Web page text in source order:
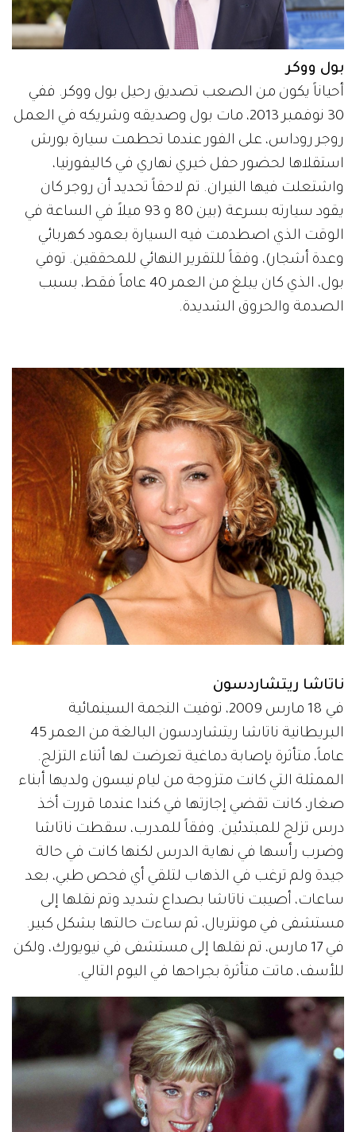
بول ووكر
أحياناً يكون من الصعب تصديق رحيل بول ووكر. ففي
30 نوفمبر 2013، مات بول وصديقه وشريكه في العمل
روجر روداس، على الفور عندما تحطمت سيارة بورش
استقلاها لحضور حفل خيري نهاري في كاليفورنيا،
واشتعلت فيها النيران. تم لاحقاً تحديد أن روجر كان
يقود سيارته بسرعة (بين 80 و 93 ميلاً في الساعة في
الوقت الذي اصطدمت فيه السيارة بعمود كهربائي
وعدة أشجار)، وفقاً للتقرير النهائي للمحققين. توفي
بول، الذي كان يبلغ من العمر 40 عاماً فقط، بسبب
الصدمة والحروق الشديدة.
ناتاشا ريتشاردسون
في 18 مارس 2009، توفيت النجمة السينمائية
البريطانية ناتاشا ريتشاردسون البالغة من العمر 45
عاماً، متأثرة بإصابة دماغية تعرضت لها أثناء التزلج.
الممثلة التي كانت متزوجة من ليام نيسون ولديها أبناء
صغار، كانت تقضي إجازتها في كندا عندما قررت أخذ
درس تزلج للمبتدئين. وفقاً للمدرب، سقطت ناتاشا
وضرب رأسها في نهاية الدرس لكنها كانت في حالة
جيدة ولم ترغب في الذهاب لتلقي أي فحص طبي، بعد
ساعات، أصيبت ناتاشا بصداع شديد وتم نقلها إلى
مستشفى في مونتريال، ثم ساءت حالتها بشكل كبير.
في 17 مارس، تم نقلها إلى مستشفى في نيويورك، ولكن
للأسف، ماتت متأثرة بجراحها في اليوم التالي.